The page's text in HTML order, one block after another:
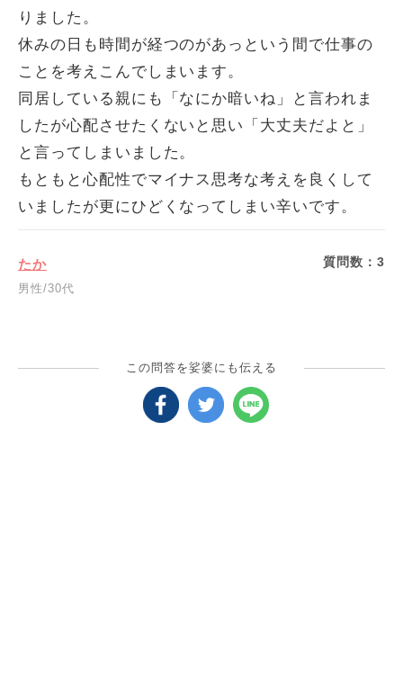
りました。
休みの日も時間が経つのがあっという間で仕事の
ことを考えこんでしまいます。
同居している親にも「なにか暗いね」と言われま
したが心配させたくないと思い「大丈夫だよと」
と言ってしまいました。
もともと心配性でマイナス思考な考えを良くして
いましたが更にひどくなってしまい辛いです。
たか
男性/30代
質問数：3
この問答を娑婆にも伝える